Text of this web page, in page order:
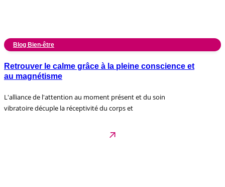
Blog Bien-être
Retrouver le calme grâce à la pleine conscience et
au magnétisme
L'alliance de l'attention au moment présent et du soin
vibratoire décuple la réceptivité du corps et